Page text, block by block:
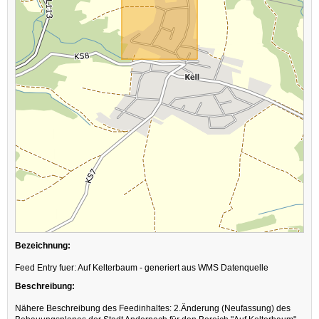
Bezeichnung:
Feed Entry fuer: Auf Kelterbaum - generiert aus WMS Datenquelle
Beschreibung:
Nähere Beschreibung des Feedinhaltes: 2.Änderung (Neufassung) des